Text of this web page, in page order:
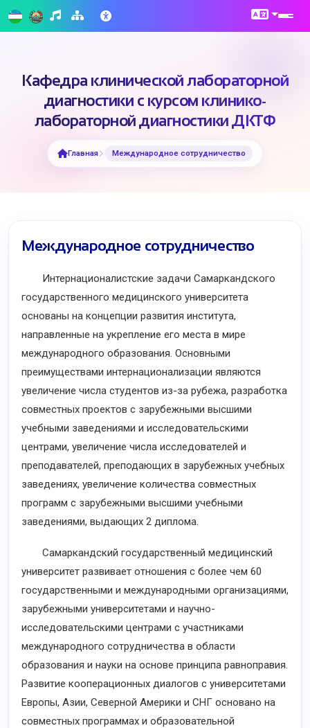
Кафедра клинической лабораторной
диагностики с курсом клинико-
лабораторной диагностики ДКТФ
Главная Международное сотрудничество
Международное сотрудничество
Интернационалистские задачи Самаркандского
государственного медицинского университета
основаны на концепции развития института,
направленные на укрепление его места в мире
международного образования. Основными
преимуществами интернационализации являются
увеличение числа студентов из-за рубежа, разработка
совместных проектов с зарубежными высшими
учебными заведениями и исследовательскими
центрами, увеличение числа исследователей и
преподавателей, преподающих в зарубежных учебных
заведениях, увеличение количества совместных
программ с зарубежными высшими учебными
заведениями, выдающих 2 диплома.
Самаркандский государственный медицинский
университет развивает отношения с более чем 60
государственными и международными организациями,
зарубежными университетами и научно-
исследовательскими центрами с участниками
международного сотрудничества в области
образования и науки на основе принципа равноправия.
Развитие кооперационных диалогов с университетами
Европы, Азии, Северной Америки и СНГ основано на
совместных программах и образовательной